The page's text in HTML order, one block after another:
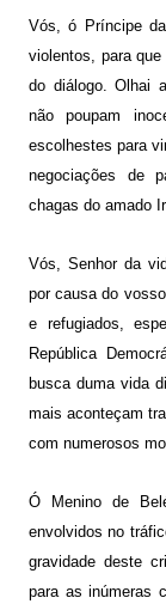
Vós, ó Príncipe
violentos, para
do diálogo. Olhai
não poupam
escolhestes para
negociações de
chagas do amado
Vós, Senhor da
por causa do
e refugiados,
República
busca duma vida
mais aconteçam
com numerosos
Ó Menino de
envolvidos no
gravidade deste
para as inúmeras